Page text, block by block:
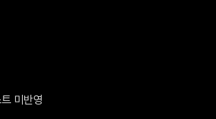
미반영